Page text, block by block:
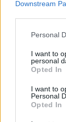
Downstream
Please note
not limited to
grant or deny
use your data
consent section.
Personal
I want to
personal
Opted In
I want to
Personal
Opted In
Continua